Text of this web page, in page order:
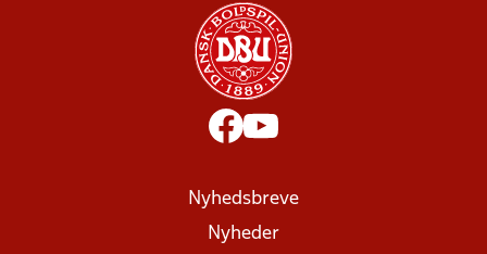
Nyhedsbreve
Nyheder